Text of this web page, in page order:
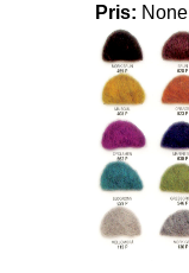
Pris: None